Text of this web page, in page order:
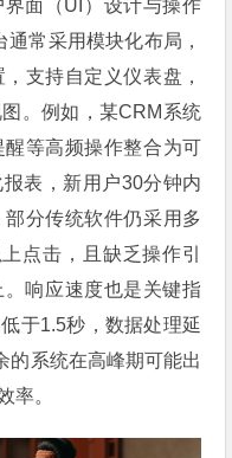
面（UI）设计与操作
常采用模块化布局，
支持自定义仪表盘，
。例如，某CRM系统
等高频操作整合为可
表，新用户30分钟内
分传统软件仍采用多
点击，且缺乏操作引
响应速度也是关键指
于1.5秒，数据处理延
的系统在高峰期可能出
率。